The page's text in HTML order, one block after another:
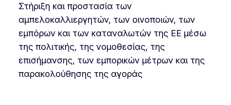
Στήριξη και προστασία των
αμπελοκαλλιεργητών, των οινοποιών, των
εμπόρων και των καταναλωτών της ΕΕ μέσω
της πολιτικής, της νομοθεσίας, της
επισήμανσης, των εμπορικών μέτρων και της
παρακολούθησης της αγοράς